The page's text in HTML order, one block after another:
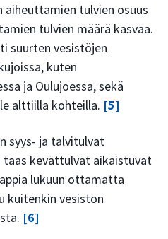
aiheuttamien tulvien osuus
tulvien määrä kasvaa.
suurten vesistöjen
kuten
ja Oulujoessa, sekä
alttiilla kohteilla. [5]
syys- ja talvitulvat
taas kevättulvat aikaistuvat
lukuun ottamatta
kuitenkin vesistön
[6]